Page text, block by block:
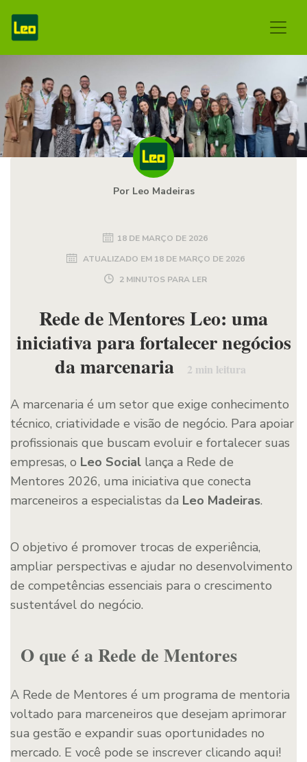
Por Leo Madeiras
18 DE MARÇO DE 2026
ATUALIZADO EM 18 DE MARÇO DE 2026
2 MINUTOS PARA LER
Rede de Mentores Leo: uma
iniciativa para fortalecer negócios
da marcenaria
2 min leitura
A marcenaria é um setor que exige conhecimento
técnico, criatividade e visão de negócio. Para apoiar
profissionais que buscam evoluir e fortalecer suas
empresas, o Leo Social lança a Rede de
Mentores 2026, uma iniciativa que conecta
marceneiros a especialistas da Leo Madeiras.
O objetivo é promover trocas de experiência,
ampliar perspectivas e ajudar no desenvolvimento
de competências essenciais para o crescimento
sustentável do negócio.
O que é a Rede de Mentores
A Rede de Mentores é um programa de mentoria
voltado para marceneiros que desejam aprimorar
sua gestão e expandir suas oportunidades no
mercado. E você pode se inscrever clicando aqui!